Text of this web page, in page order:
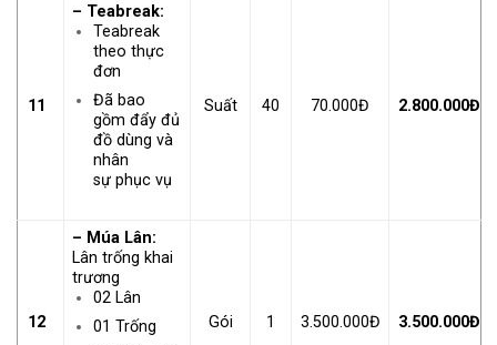
11
– Teabreak:
Teabreak
theo thực
đơn
Đã bao
gồm đẩy đủ
đồ dùng và
nhân
sự phục vụ
Suất 40 70.000Đ 2.800.000Đ
12
– Múa Lân:
Lân trống khai
trương
02 Lân
01 Trống
Gói 1 3.500.000Đ 3.500.000Đ